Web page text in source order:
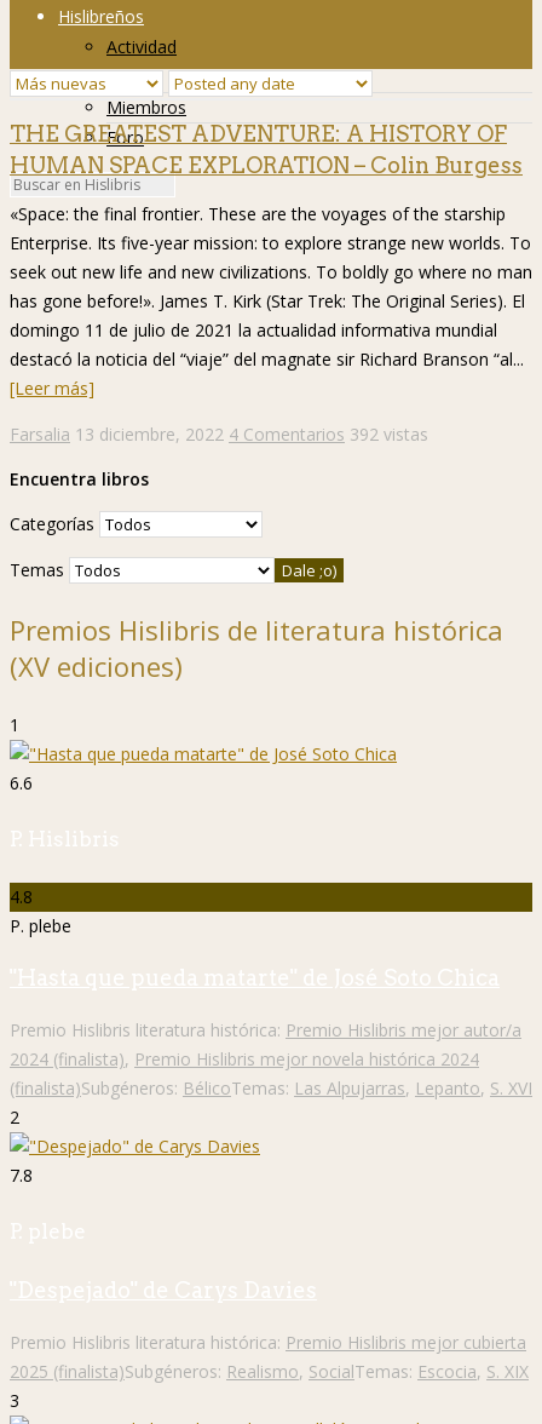
Hislibreños
Actividad
Grupos
Miembros
Foro
THE GREATEST ADVENTURE: A HISTORY OF
HUMAN SPACE EXPLORATION – Colin Burgess
«Space: the final frontier. These are the voyages of the starship
Enterprise. Its five-year mission: to explore strange new worlds. To
seek out new life and new civilizations. To boldly go where no man
has gone before!». James T. Kirk (Star Trek: The Original Series). El
domingo 11 de julio de 2021 la actualidad informativa mundial
destacó la noticia del “viaje” del magnate sir Richard Branson “al...
[Leer más]
Farsalia 13 diciembre, 2022 4 Comentarios 392 vistas
Encuentra libros
Categorías
Temas
Premios Hislibris de literatura histórica
(XV ediciones)
1
6.6
P. Hislibris
4.8
P. plebe
"Hasta que pueda matarte" de José Soto Chica
Premio Hislibris literatura histórica: Premio Hislibris mejor autor/a
2024 (finalista), Premio Hislibris mejor novela histórica 2024
(finalista)Subgéneros: BélicoTemas: Las Alpujarras, Lepanto, S. XVI
2
7.8
P. plebe
"Despejado" de Carys Davies
Premio Hislibris literatura histórica: Premio Hislibris mejor cubierta
2025 (finalista)Subgéneros: Realismo, SocialTemas: Escocia, S. XIX
3